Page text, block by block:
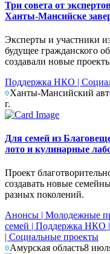
Три совета от
Ханты-Мансийске
Эксперты и участники
будущее гражданского
создавали новые
Поддержка НКО |
Ханты-Мансийский
г.
Для семей из
лото и кулинарные
Проект
создавать новые
разных поколений.
Анонсы | Молодежные
семей | Поддержка НКО |
| Социальные проекты
Амурская область8